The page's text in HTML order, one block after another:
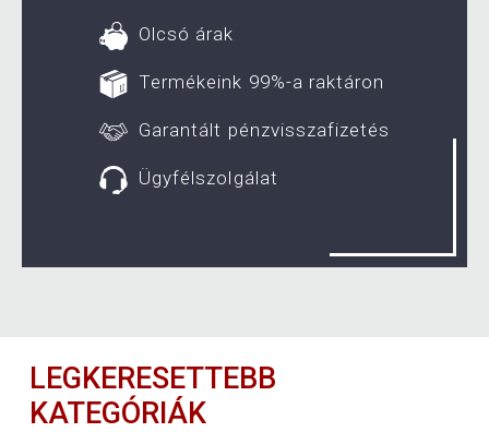
Olcsó árak
Termékeink 99%-a raktáron
Garantált pénzvisszafizetés
Ügyfélszolgálat
LEGKERESETTEBB
KATEGÓRIÁK